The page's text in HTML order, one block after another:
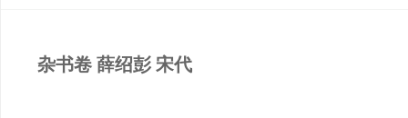
杂书卷 薛绍彭 宋代